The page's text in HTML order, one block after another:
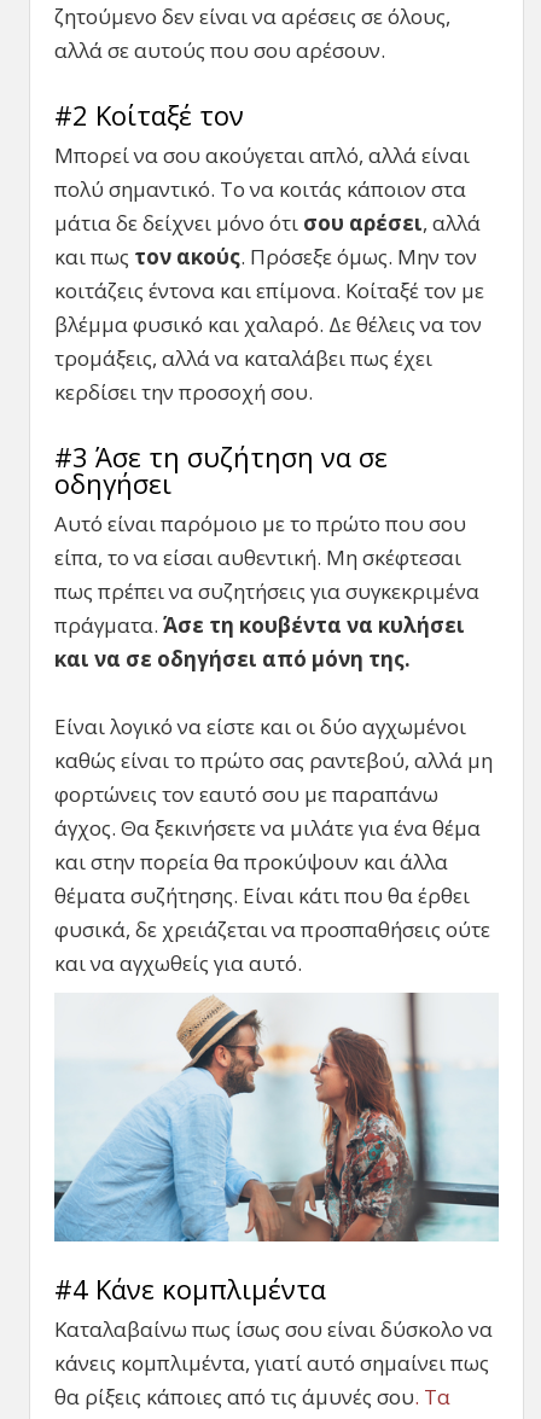
ζητούμενο δεν είναι να αρέσεις σε όλους,
αλλά σε αυτούς που σου αρέσουν.
#2 Κοίταξέ τον
Μπορεί να σου ακούγεται απλό, αλλά είναι
πολύ σημαντικό. Το να κοιτάς κάποιον στα
μάτια δε δείχνει μόνο ότι σου αρέσει, αλλά
και πως τον ακούς. Πρόσεξε όμως. Μην τον
κοιτάζεις έντονα και επίμονα. Κοίταξέ τον με
βλέμμα φυσικό και χαλαρό. Δε θέλεις να τον
τρομάξεις, αλλά να καταλάβει πως έχει
κερδίσει την προσοχή σου.
#3 Άσε τη συζήτηση να σε
οδηγήσει
Αυτό είναι παρόμοιο με το πρώτο που σου
είπα, το να είσαι αυθεντική. Μη σκέφτεσαι
πως πρέπει να συζητήσεις για συγκεκριμένα
πράγματα. Άσε τη κουβέντα να κυλήσει
και να σε οδηγήσει από μόνη της.
Είναι λογικό να είστε και οι δύο αγχωμένοι
καθώς είναι το πρώτο σας ραντεβού, αλλά μη
φορτώνεις τον εαυτό σου με παραπάνω
άγχος. Θα ξεκινήσετε να μιλάτε για ένα θέμα
και στην πορεία θα προκύψουν και άλλα
θέματα συζήτησης. Είναι κάτι που θα έρθει
φυσικά, δε χρειάζεται να προσπαθήσεις ούτε
και να αγχωθείς για αυτό.
#4 Κάνε κομπλιμέντα
Καταλαβαίνω πως ίσως σου είναι δύσκολο να
κάνεις κομπλιμέντα, γιατί αυτό σημαίνει πως
θα ρίξεις κάποιες από τις άμυνές σου. Τα